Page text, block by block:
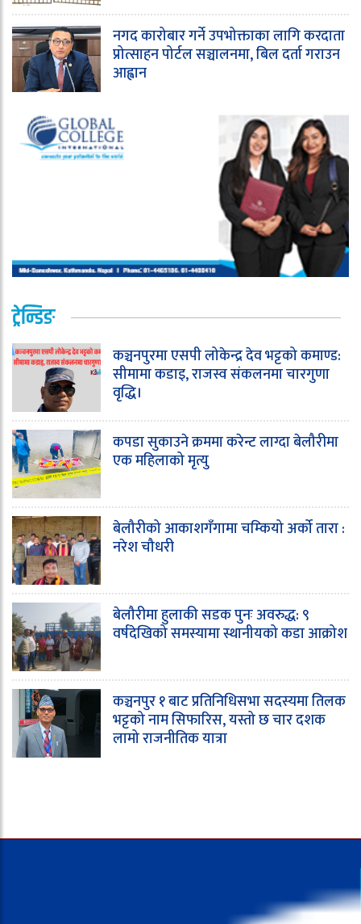
नगद कारोबार गर्ने उपभोक्ताका लागि करदाता
प्रोत्साहन पोर्टल सञ्चालनमा, बिल दर्ता गराउन
आह्वान
ट्रेन्डिङ
कञ्चनपुरमा एसपी लोकेन्द्र देव भट्टको कमाण्ड:
सीमामा कडाइ, राजस्व संकलनमा चारगुणा
वृद्धि।
कपडा सुकाउने क्रममा करेन्ट लाग्दा बेलौरीमा
एक महिलाको मृत्यु
बेलौरीको आकाशगँगामा चम्कियो अर्को तारा :
नरेश चौधरी
बेलौरीमा हुलाकी सडक पुनः अवरुद्ध: ९
वर्षदेखिको समस्यामा स्थानीयको कडा आक्रोश
कञ्चनपुर १ बाट प्रतिनिधिसभा सदस्यमा तिलक
भट्टको नाम सिफारिस, यस्तो छ चार दशक
लामो राजनीतिक यात्रा